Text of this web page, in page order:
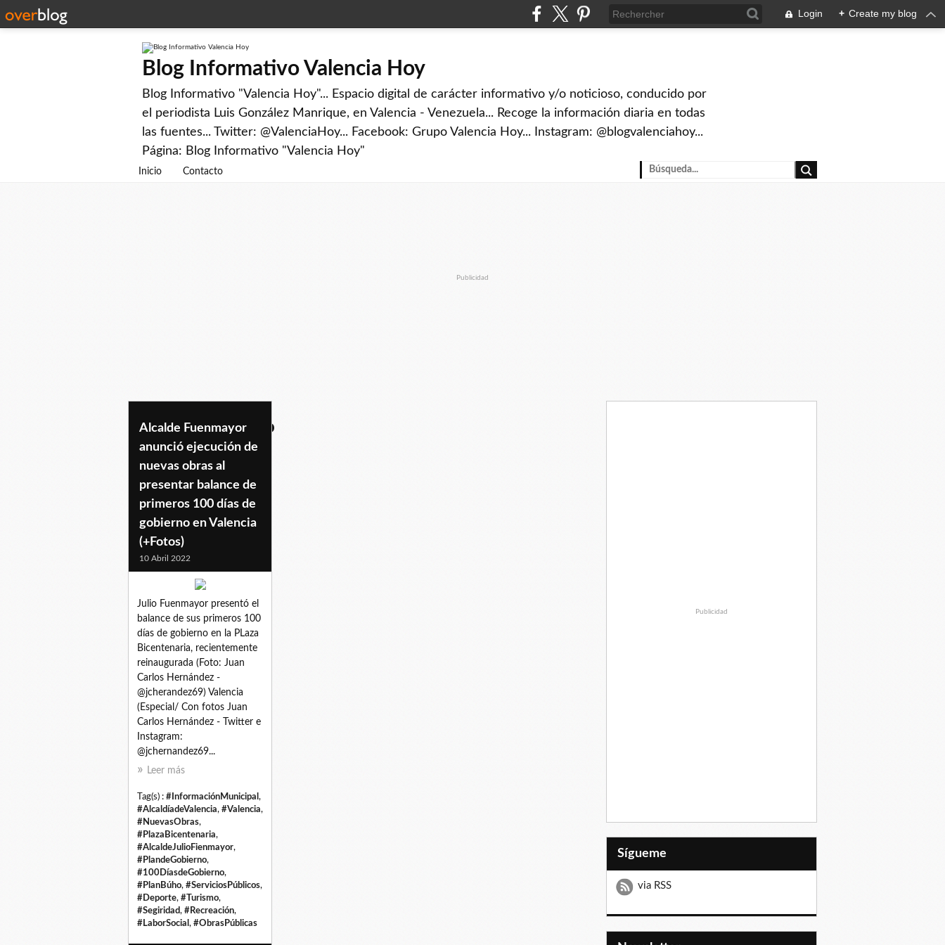
Login + Create my blog
Blog Informativo Valencia Hoy
Blog Informativo "Valencia Hoy"... Espacio digital de carácter informativo y/o noticioso, conducido por
el periodista Luis González Manrique, en Valencia - Venezuela... Recoge la información diaria en todas
las fuentes... Twitter: @ValenciaHoy... Facebook: Grupo Valencia Hoy... Instagram: @blogvalenciahoy...
Página: Blog Informativo "Valencia Hoy"
Inicio Contacto
Publicidad
100diasdegobierno
Alcalde Fuenmayor
anunció ejecución de
nuevas obras al
presentar balance de
primeros 100 días de
gobierno en Valencia
(+Fotos)
10 Abril 2022
Julio Fuenmayor presentó el
balance de sus primeros 100
días de gobierno en la PLaza
Bicentenaria, recientemente
reinaugurada (Foto: Juan
Carlos Hernández -
@jcherandez69) Valencia
(Especial/ Con fotos Juan
Carlos Hernández - Twitter e
Instagram:
@jchernandez69...
Leer más
Tag(s) : #InformaciónMunicipal ,
#AlcaldíadeValencia, #Valencia,
#NuevasObras,
#PlazaBicentenaria,
#AlcaldeJulioFienmayor,
#PlandeGobierno,
#100DíasdeGobierno,
#PlanBúho, #ServiciosPúblicos,
#Deporte, #Turismo,
#Segiridad, #Recreación,
#LaborSocial , #ObrasPúblicas
Publicidad
Sígueme
via RSS